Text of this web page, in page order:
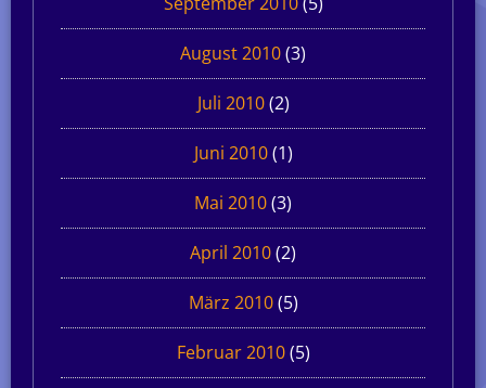
August 2010(3)
Juli 2010(2)
Juni 2010(1)
Mai 2010(3)
April 2010(2)
März 2010(5)
Februar 2010(5)